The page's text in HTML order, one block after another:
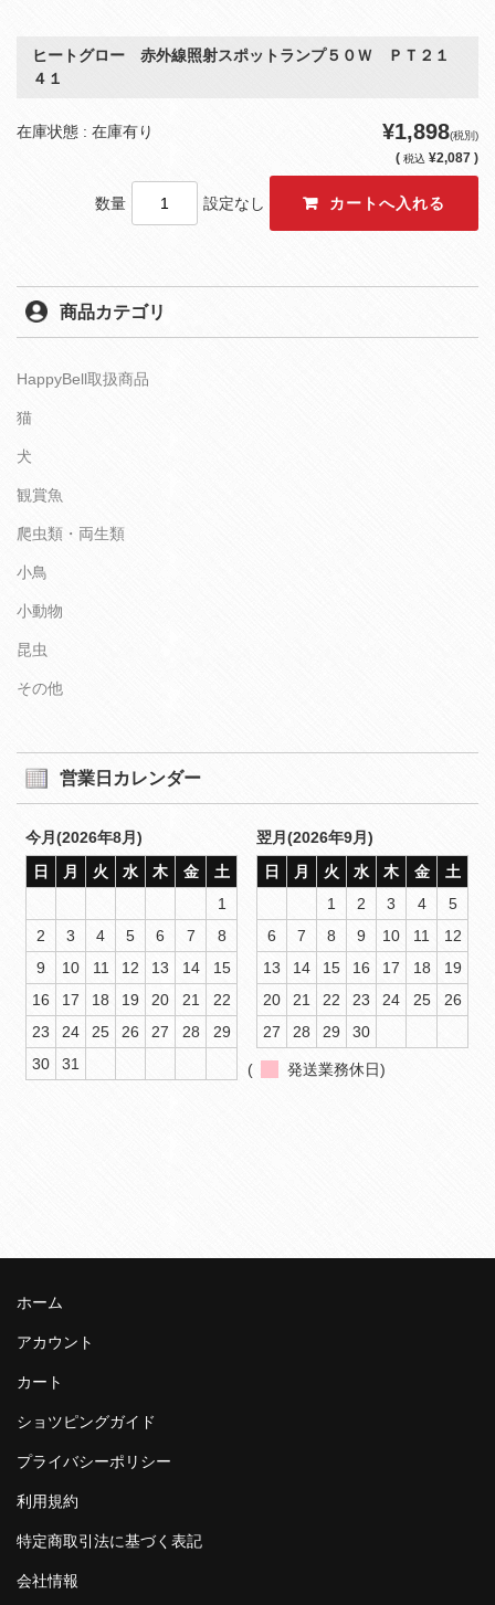
ヒートグロー 赤外線照射スポットランプ５０Ｗ ＰＴ２１
４１
在庫状態 : 在庫有り ¥1,898(税別)
( 税込 ¥2,087 )
数量 設定なし
商品カテゴリ
HappyBell取扱商品
猫
犬
観賞魚
爬虫類・両生類
小鳥
小動物
昆虫
その他
営業日カレンダー
今月(2026年8月)
日
月 火 水 木 金
土
1
2
3 4 5 6 7
8
9
10 11 12 13 14
15
16
17 18 19 20 21
22
23
24 25 26 27 28
29
30
31
翌月(2026年9月)
日
月 火 水 木 金
土
1
2 3 4
5
6
7 8 9 10 11
12
13
14 15 16 17 18
19
20
21 22 23 24 25
26
27
28 29 30
( 発送業務休日)
ホーム
アカウント
カート
ショツピングガイド
プライバシーポリシー
利用規約
特定商取引法に基づく表記
会社情報